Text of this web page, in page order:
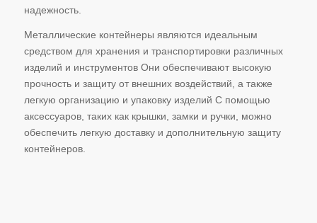
надежность.
Металлические контейнеры являются идеальным
средством для хранения и транспортировки различных
изделий и инструментов Они обеспечивают высокую
прочность и защиту от внешних воздействий, а также
легкую организацию и упаковку изделий С помощью
аксессуаров, таких как крышки, замки и ручки, можно
обеспечить легкую доставку и дополнительную защиту
контейнеров.